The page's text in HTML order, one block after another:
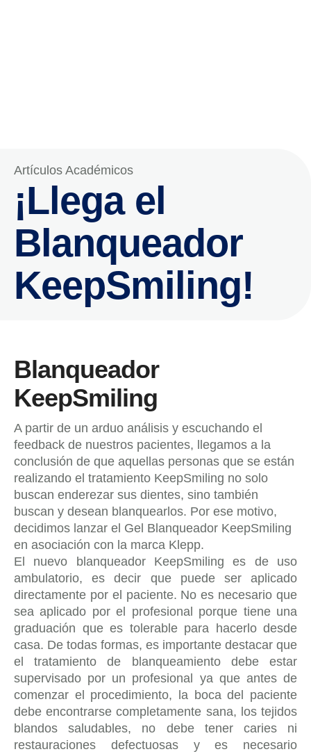
Artículos Académicos
¡Llega el
Blanqueador
KeepSmiling!
Blanqueador
KeepSmiling
A partir de un arduo análisis y escuchando el
feedback de nuestros pacientes, llegamos a la
conclusión de que aquellas personas que se están
realizando el tratamiento KeepSmiling no solo
buscan enderezar sus dientes, sino también
buscan y desean blanquearlos. Por ese motivo,
decidimos lanzar el Gel Blanqueador KeepSmiling
en asociación con la marca Klepp.
El nuevo blanqueador KeepSmiling es de uso
ambulatorio, es decir que puede ser aplicado
directamente por el paciente. No es necesario que
sea aplicado por el profesional porque tiene una
graduación que es tolerable para hacerlo desde
casa. De todas formas, es importante destacar que
el tratamiento de blanqueamiento debe estar
supervisado por un profesional ya que antes de
comenzar el procedimiento, la boca del paciente
debe encontrarse completamente sana, los tejidos
blandos saludables, no debe tener caries ni
restauraciones defectuosas y es necesario